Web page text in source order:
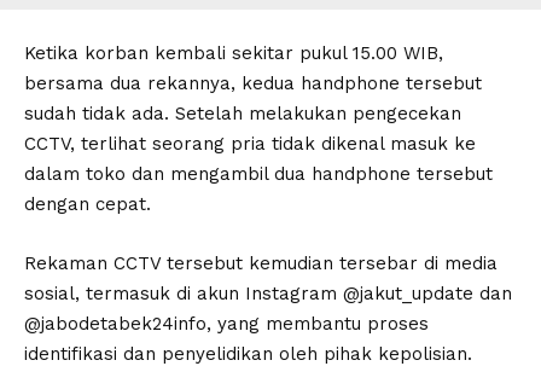
Ketika korban kembali sekitar pukul 15.00 WIB,
bersama dua rekannya, kedua handphone tersebut
sudah tidak ada. Setelah melakukan pengecekan
CCTV, terlihat seorang pria tidak dikenal masuk ke
dalam toko dan mengambil dua handphone tersebut
dengan cepat.
Rekaman CCTV tersebut kemudian tersebar di media
sosial, termasuk di akun Instagram @jakut_update dan
@jabodetabek24info, yang membantu proses
identifikasi dan penyelidikan oleh pihak kepolisian.